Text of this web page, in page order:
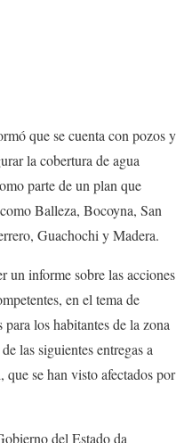
que se cuenta con pozos y
la cobertura de agua
parte de un plan que
Balleza, Bocoyna, San
Guachochi y Madera.
un informe sobre las acciones
en el tema de
los habitantes de la zona
las siguientes entregas a
se han visto afectados por
del Estado da